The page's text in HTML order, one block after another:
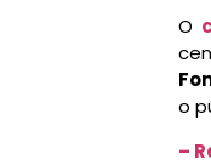
O
o
–